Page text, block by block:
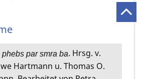
phebs par smra ba. Hrsg. v.
Hartmann u. Thomas O.